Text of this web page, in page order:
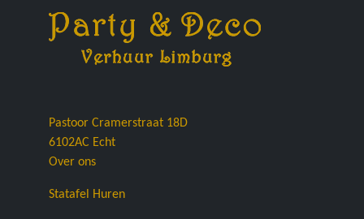
Pastoor Cramerstraat 18D
6102AC Echt
Over ons
Statafel Huren